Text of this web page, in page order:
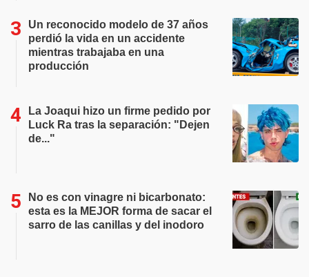
Un reconocido modelo de 37 años
perdió la vida en un accidente
mientras trabajaba en una
producción
La Joaqui hizo un firme pedido por
Luck Ra tras la separación: "Dejen
de..."
No es con vinagre ni bicarbonato:
esta es la MEJOR forma de sacar el
sarro de las canillas y del inodoro